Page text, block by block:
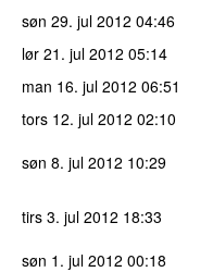
søn 29. jul 2012 04:46
lør 21. jul 2012 05:14
man 16. jul 2012 06:51
tors 12. jul 2012 02:10
søn 8. jul 2012 10:29
tirs 3. jul 2012 18:33
søn 1. jul 2012 00:18